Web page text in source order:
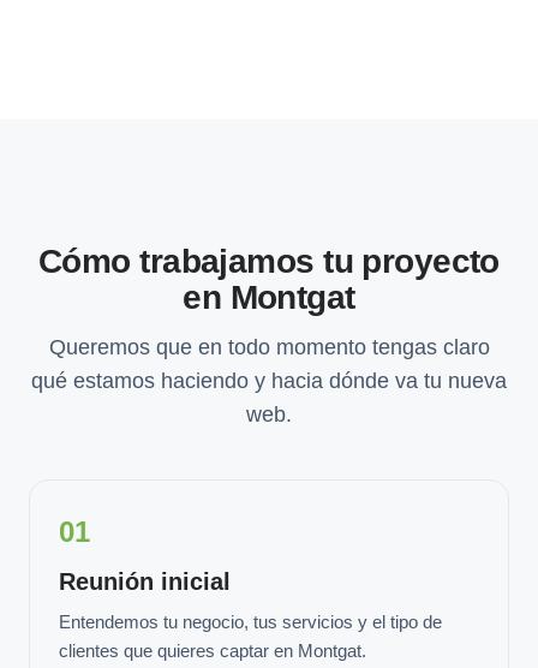
Cómo trabajamos tu proyecto
en Montgat
Queremos que en todo momento tengas claro
qué estamos haciendo y hacia dónde va tu nueva
web.
01
Reunión inicial
Entendemos tu negocio, tus servicios y el tipo de
clientes que quieres captar en Montgat.